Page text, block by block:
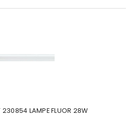
230854 LAMPE FLUOR 28W